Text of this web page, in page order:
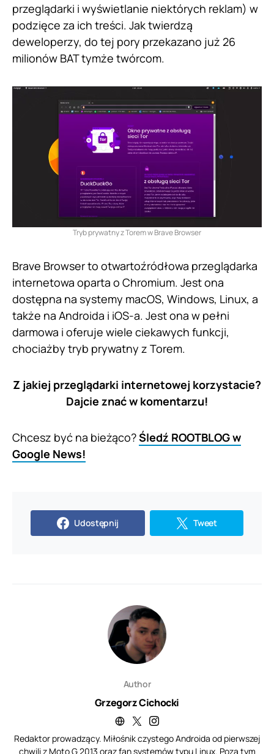
przeglądarki i wyświetlanie niektórych reklam) w
podzięce za ich treści. Jak twierdzą
deweloperzy, do tej pory przekazano już 26
milionów BAT tymże twórcom.
Tryb prywatny z Torem w Brave Browser
Brave Browser to otwartoźródłowa przeglądarka
internetowa oparta o Chromium. Jest ona
dostępna na systemy macOS, Windows, Linux, a
także na Androida i iOS-a. Jest ona w pełni
darmowa i oferuje wiele ciekawych funkcji,
chociażby tryb prywatny z Torem.
Z jakiej przeglądarki internetowej korzystacie?
Dajcie znać w komentarzu!
Chcesz być na bieżąco?Śledź ROOTBLOG w
Google News!
Udostępnij Tweet
Author
Grzegorz Cichocki
Redaktor prowadzący. Miłośnik czystego Androida od pierwszej
chwili z Moto G 2013 oraz fan systemów typu Linux. Poza tym